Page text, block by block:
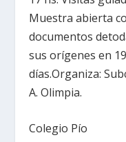
Muestra abierta
documentos
sus orígenes en
días.Organiza:
A. Olimpia.
Colegio Pío